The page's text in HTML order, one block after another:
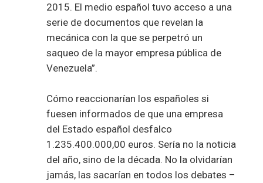
2015. El medio español tuvo acceso a una
serie de documentos que revelan la
mecánica con la que se perpetró un
saqueo de la mayor empresa pública de
Venezuela”.
Cómo reaccionarían los españoles si
fuesen informados de que una empresa
del Estado español desfalco
1.235.400.000,00 euros. Sería no la noticia
del año, sino de la década. No la olvidarían
jamás, las sacarían en todos los debates –